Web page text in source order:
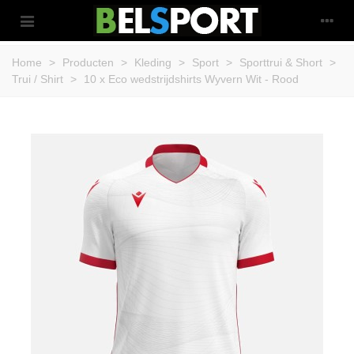
Home > Producten > Kleding > Sport > Sporttrui & Short
>
Trui / Shirt
> 10 x Eco wedstrijdshirts Wyvern Wit - Rood